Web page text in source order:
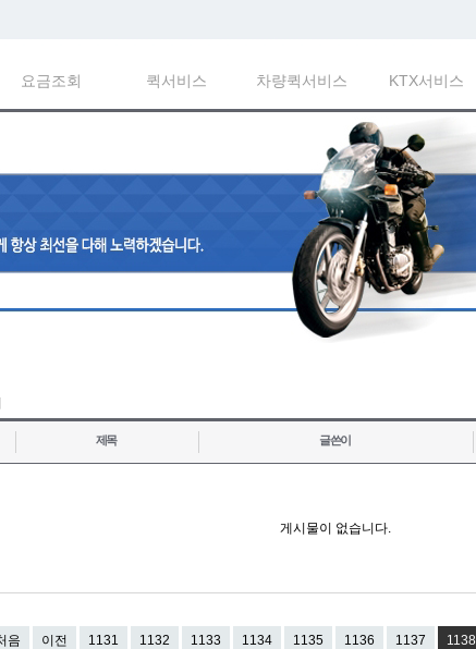
요금조회 퀵서비스 차량퀵서비스 KTX서비스
제목 글쓴이
게시물이 없습니다.
음 이전 1131 1132 1133 1134 1135 1136 1137 1138